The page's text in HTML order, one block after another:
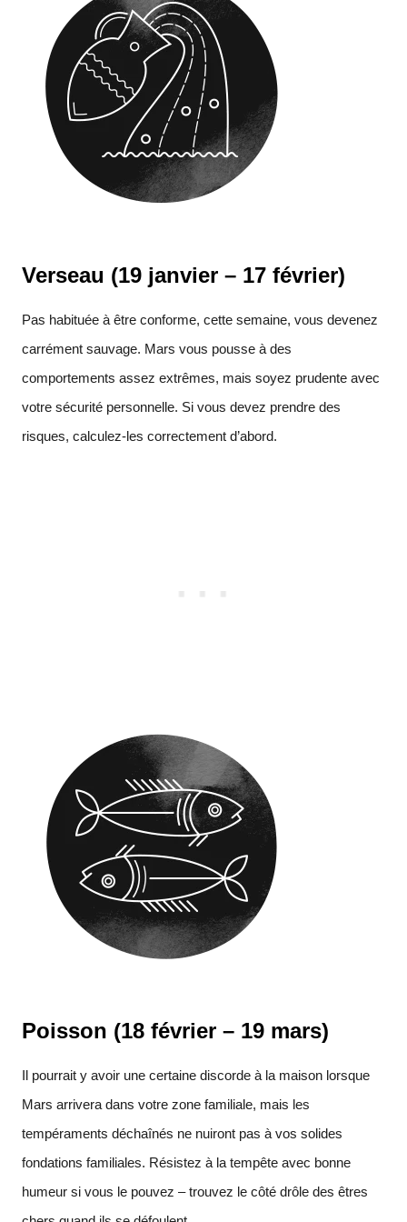
Verseau (19 janvier – 17 février)
Pas habituée à être conforme, cette semaine, vous devenez
carrément sauvage. Mars vous pousse à des
comportements assez extrêmes, mais soyez prudente avec
votre sécurité personnelle. Si vous devez prendre des
risques, calculez-les correctement d’abord.
Poisson (18 février – 19 mars)
Il pourrait y avoir une certaine discorde à la maison lorsque
Mars arrivera dans votre zone familiale, mais les
tempéraments déchaînés ne nuiront pas à vos solides
fondations familiales. Résistez à la tempête avec bonne
humeur si vous le pouvez – trouvez le côté drôle des êtres